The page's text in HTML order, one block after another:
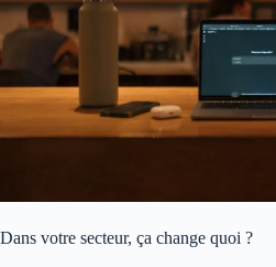
Dans votre secteur, ça change quoi ?